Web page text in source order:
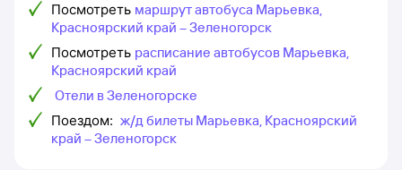
Посмотреть маршрут автобуса Марьевка,
Красноярский край – Зеленогорск
Посмотреть расписание автобусов Марьевка,
Красноярский край
Отели в Зеленогорске
Поездом: ж/д билеты Марьевка, Красноярский
край – Зеленогорск